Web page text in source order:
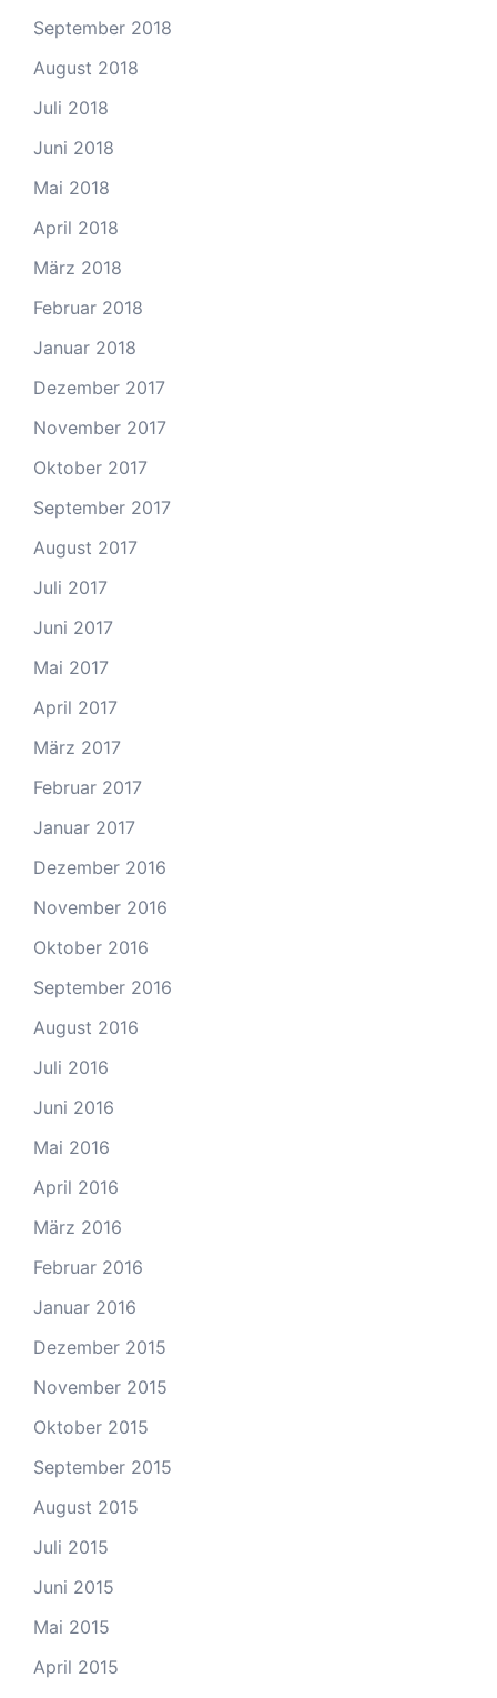
September 2018
August 2018
Juli 2018
Juni 2018
Mai 2018
April 2018
März 2018
Februar 2018
Januar 2018
Dezember 2017
November 2017
Oktober 2017
September 2017
August 2017
Juli 2017
Juni 2017
Mai 2017
April 2017
März 2017
Februar 2017
Januar 2017
Dezember 2016
November 2016
Oktober 2016
September 2016
August 2016
Juli 2016
Juni 2016
Mai 2016
April 2016
März 2016
Februar 2016
Januar 2016
Dezember 2015
November 2015
Oktober 2015
September 2015
August 2015
Juli 2015
Juni 2015
Mai 2015
April 2015